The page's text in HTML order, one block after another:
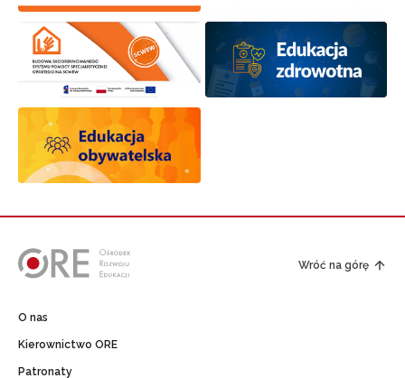
Wróć na górę
O nas
Kierownictwo ORE
Patronaty